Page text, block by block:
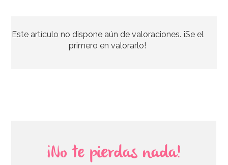
2,95€
Este artículo no dispone aún de valoraciones. ¡Se el
primero en valorarlo!
¡No te pierdas nada!